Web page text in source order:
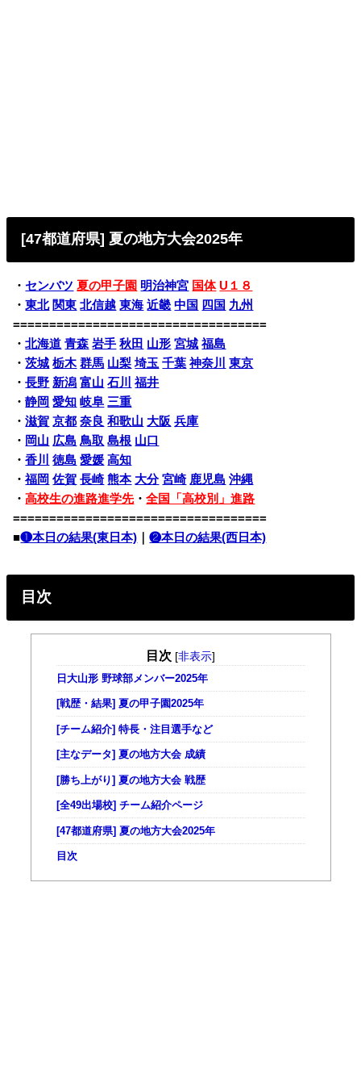
[47都道府県] 夏の地方大会2025年
・ センバツ 夏の甲子園 明治神宮 国体 U１８
・東北 関東 北信越 東海 近畿 中国 四国 九州
===================================
・北海道 青森 岩手 秋田 山形 宮城 福島
・茨城 栃木 群馬 山梨 埼玉 千葉 神奈川 東京
・長野 新潟 富山 石川 福井
・静岡 愛知 岐阜 三重
・滋賀 京都 奈良 和歌山 大阪 兵庫
・ 岡山 広島 鳥取 島根 山口
・香川 徳島 愛媛 高知
・福岡 佐賀 長崎 熊本 大分 宮崎 鹿児島 沖縄
・高校生の進路進学先・全国「高校別」進路
===================================
■❶本日の結果(東日本) ｜❷本日の結果(西日本)
目次
目次 [非表示]
日大山形 野球部メンバー2025年
[戦歴・結果] 夏の甲子園2025年
[チーム紹介] 特長・注目選手など
[主なデータ] 夏の地方大会 成績
[勝ち上がり] 夏の地方大会 戦歴
[全49出場校] チーム紹介ページ
[47都道府県] 夏の地方大会2025年
目次